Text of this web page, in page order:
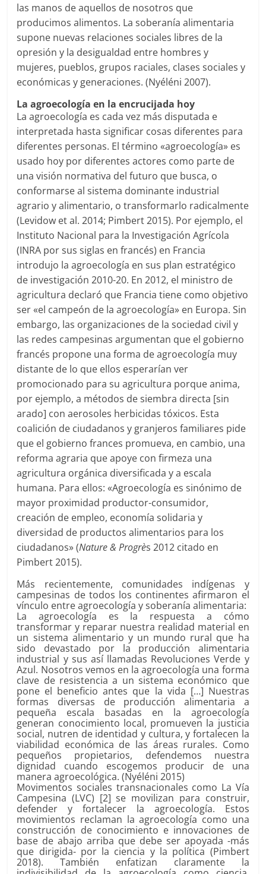
las manos de aquellos de nosotros que
producimos alimentos. La soberanía alimentaria
supone nuevas relaciones sociales libres de la
opresión y la desigualdad entre hombres y
mujeres, pueblos, grupos raciales, clases sociales y
económicas y generaciones. (Nyéléni 2007).
La agroecología en la encrucijada hoy
La agroecología es cada vez más disputada e
interpretada hasta significar cosas diferentes para
diferentes personas. El término «agroecología» es
usado hoy por diferentes actores como parte de
una visión normativa del futuro que busca, o
conformarse al sistema dominante industrial
agrario y alimentario, o transformarlo radicalmente
(Levidow et al. 2014; Pimbert 2015). Por ejemplo, el
Instituto Nacional para la Investigación Agrícola
(INRA por sus siglas en francés) en Francia
introdujo la agroecología en sus plan estratégico
de investigación 2010-20. En 2012, el ministro de
agricultura declaró que Francia tiene como objetivo
ser «el campeón de la agroecología» en Europa. Sin
embargo, las organizaciones de la sociedad civil y
las redes campesinas argumentan que el gobierno
francés propone una forma de agroecología muy
distante de lo que ellos esperarían ver
promocionado para su agricultura porque anima,
por ejemplo, a métodos de siembra directa [sin
arado] con aerosoles herbicidas tóxicos. Esta
coalición de ciudadanos y granjeros familiares pide
que el gobierno frances promueva, en cambio, una
reforma agraria que apoye con firmeza una
agricultura orgánica diversificada y a escala
humana. Para ellos: «Agroecología es sinónimo de
mayor proximidad productor-consumidor,
creación de empleo, economía solidaria y
diversidad de productos alimentarios para los
ciudadanos» (Nature & Progrès 2012 citado en
Pimbert 2015).
Más recientemente, comunidades indígenas y
campesinas de todos los continentes afirmaron el
vínculo entre agroecología y soberanía alimentaria:
La agroecología es la respuesta a cómo
transformar y reparar nuestra realidad material en
un sistema alimentario y un mundo rural que ha
sido devastado por la producción alimentaria
industrial y sus así llamadas Revoluciones Verde y
Azul. Nosotros vemos en la agroecología una forma
clave de resistencia a un sistema económico que
pone el beneficio antes que la vida […] Nuestras
formas diversas de producción alimentaria a
pequeña escala basadas en la agroecología
generan conocimiento local, promueven la justicia
social, nutren de identidad y cultura, y fortalecen la
viabilidad económica de las áreas rurales. Como
pequeños propietarios, defendemos nuestra
dignidad cuando escogemos producir de una
manera agroecológica. (Nyéléni 2015)
Movimentos sociales transnacionales como La Vía
Campesina (LVC) [2] se movilizan para construir,
defender y fortalecer la agroecología. Estos
movimientos reclaman la agroecología como una
construcción de conocimiento e innovaciones de
base de abajo arriba que debe ser apoyada -más
que dirigida- por la ciencia y la política (Pimbert
2018). También enfatizan claramente la